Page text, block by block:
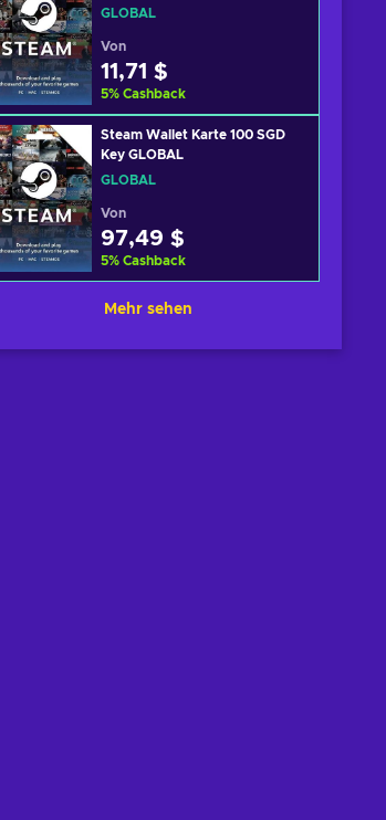
GLOBAL
Von
11,71 $
5% Cashback
Steam Wallet Karte 100 SGD
Key GLOBAL
GLOBAL
Von
97,49 $
5% Cashback
Mehr sehen